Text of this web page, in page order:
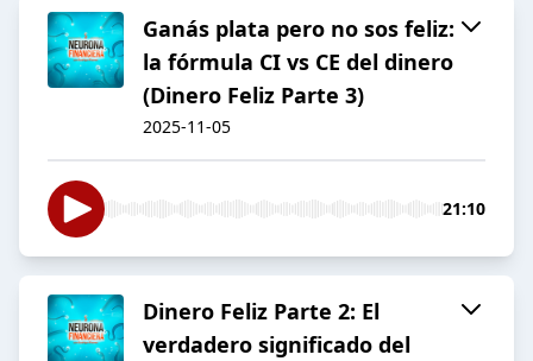
Ganás plata pero no sos feliz:
la fórmula CI vs CE del dinero
(Dinero Feliz Parte 3)
2025-11-05
21:10
Dinero Feliz Parte 2: El
verdadero significado del